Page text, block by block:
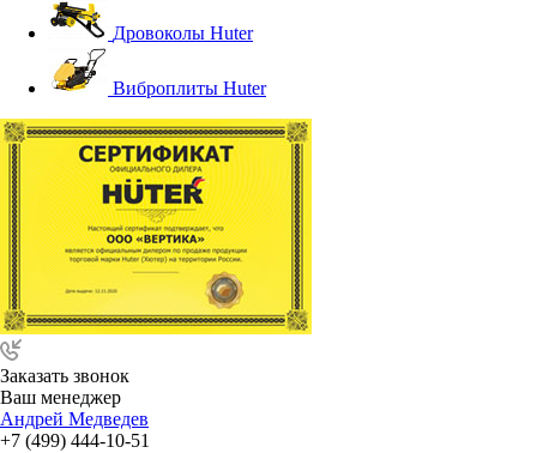
Дровоколы Huter
Виброплиты Huter
Заказать звонок
Ваш менеджер
Андрей Медведев
+7 (499) 444-10-51